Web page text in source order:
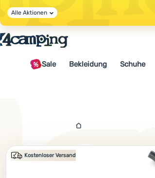
Alle Aktionen
Sale Bekleidung Schuhe
FotoKostenloser Versand